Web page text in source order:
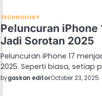
TECHNOLOGY
Peluncuran iPhone
Jadi Sorotan 2025
Peluncuran iPhone 17
2025. Seperti biasa, setiap
bygaskan editorOctober 23, 2025